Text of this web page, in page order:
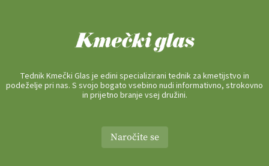
Tednik Kmečki Glas je edini specializirani tednik za kmetijstvo in
podeželje pri nas. S svojo bogato vsebino nudi informativno, strokovno
in prijetno branje vsej družini.
Naročite se